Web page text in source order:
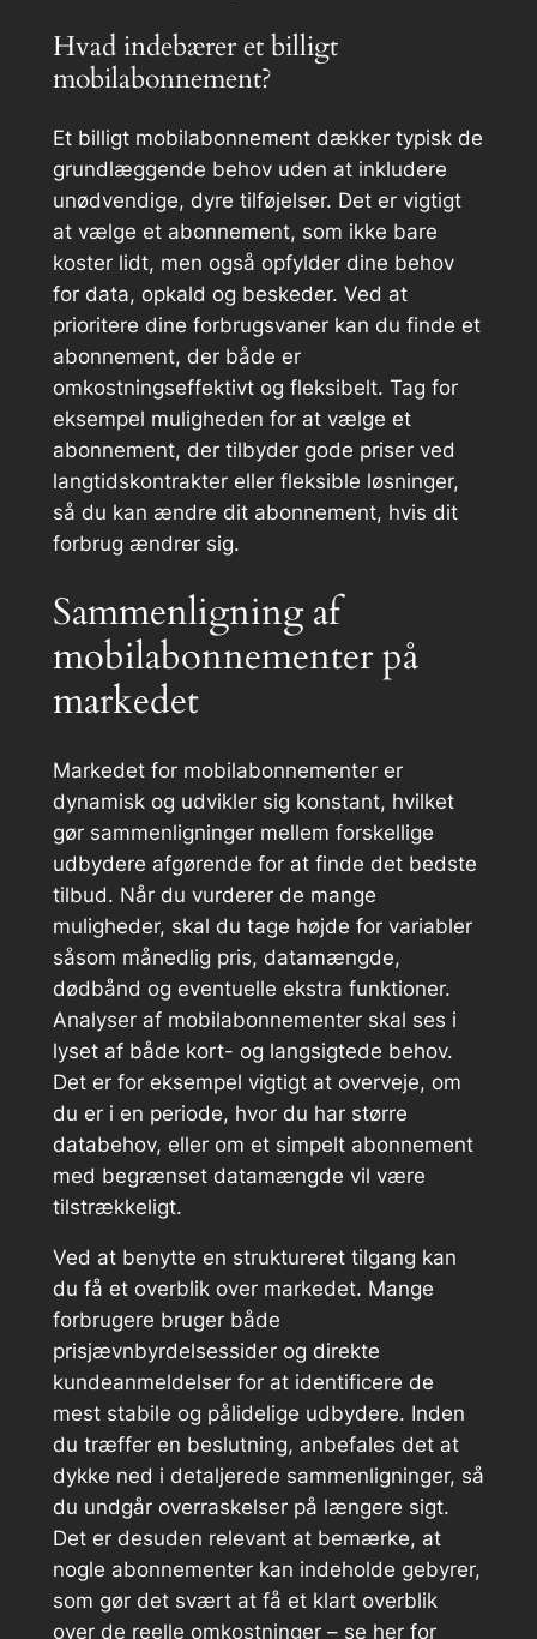
Hvad indebærer et billigt
mobilabonnement?
Et billigt mobilabonnement dækker typisk de
grundlæggende behov uden at inkludere
unødvendige, dyre tilføjelser. Det er vigtigt
at vælge et abonnement, som ikke bare
koster lidt, men også opfylder dine behov
for data, opkald og beskeder. Ved at
prioritere dine forbrugsvaner kan du finde et
abonnement, der både er
omkostningseffektivt og fleksibelt. Tag for
eksempel muligheden for at vælge et
abonnement, der tilbyder gode priser ved
langtidskontrakter eller fleksible løsninger,
så du kan ændre dit abonnement, hvis dit
forbrug ændrer sig.
Sammenligning af
mobilabonnementer på
markedet
Markedet for mobilabonnementer er
dynamisk og udvikler sig konstant, hvilket
gør sammenligninger mellem forskellige
udbydere afgørende for at finde det bedste
tilbud. Når du vurderer de mange
muligheder, skal du tage højde for variabler
såsom månedlig pris, datamængde,
dødbånd og eventuelle ekstra funktioner.
Analyser af mobilabonnementer skal ses i
lyset af både kort- og langsigtede behov.
Det er for eksempel vigtigt at overveje, om
du er i en periode, hvor du har større
databehov, eller om et simpelt abonnement
med begrænset datamængde vil være
tilstrækkeligt.
Ved at benytte en struktureret tilgang kan
du få et overblik over markedet. Mange
forbrugere bruger både
prisjævnbyrdelsessider og direkte
kundeanmeldelser for at identificere de
mest stabile og pålidelige udbydere. Inden
du træffer en beslutning, anbefales det at
dykke ned i detaljerede sammenligninger, så
du undgår overraskelser på længere sigt.
Det er desuden relevant at bemærke, at
nogle abonnementer kan indeholde gebyrer,
som gør det svært at få et klart overblik
over de reelle omkostninger – se her for